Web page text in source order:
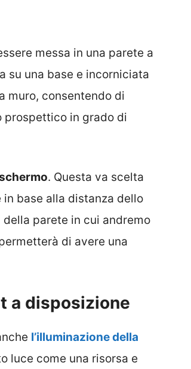
messa in una parete a
su una base e incorniciata
muro, consentendo di
prospettico in grado di
. Questa va scelta
base alla distanza dello
parete in cui andremo
di avere una
a disposizione
l’illuminazione della
luce come una risorsa e